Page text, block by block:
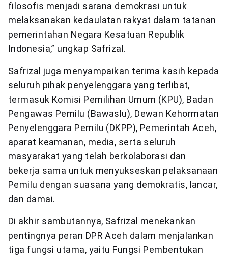
filosofis menjadi sarana demokrasi untuk
melaksanakan kedaulatan rakyat dalam tatanan
pemerintahan Negara Kesatuan Republik
Indonesia,” ungkap Safrizal.
Safrizal juga menyampaikan terima kasih kepada
seluruh pihak penyelenggara yang terlibat,
termasuk Komisi Pemilihan Umum (KPU), Badan
Pengawas Pemilu (Bawaslu), Dewan Kehormatan
Penyelenggara Pemilu (DKPP), Pemerintah Aceh,
aparat keamanan, media, serta seluruh
masyarakat yang telah berkolaborasi dan
bekerja sama untuk menyukseskan pelaksanaan
Pemilu dengan suasana yang demokratis, lancar,
dan damai.
Di akhir sambutannya, Safrizal menekankan
pentingnya peran DPR Aceh dalam menjalankan
tiga fungsi utama, yaitu Fungsi Pembentukan